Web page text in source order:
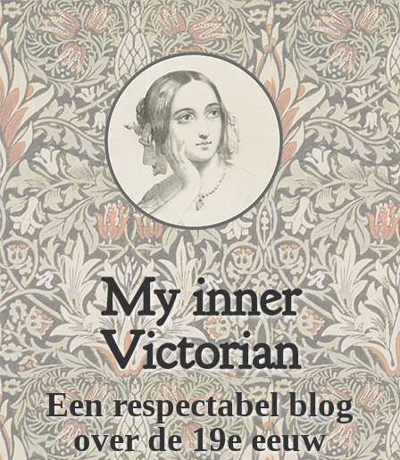
My inner
Victorian
Een respectabel blog
over de 19e eeuw